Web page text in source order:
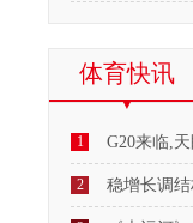
体育快讯
1 G20来临,
2 稳增长调